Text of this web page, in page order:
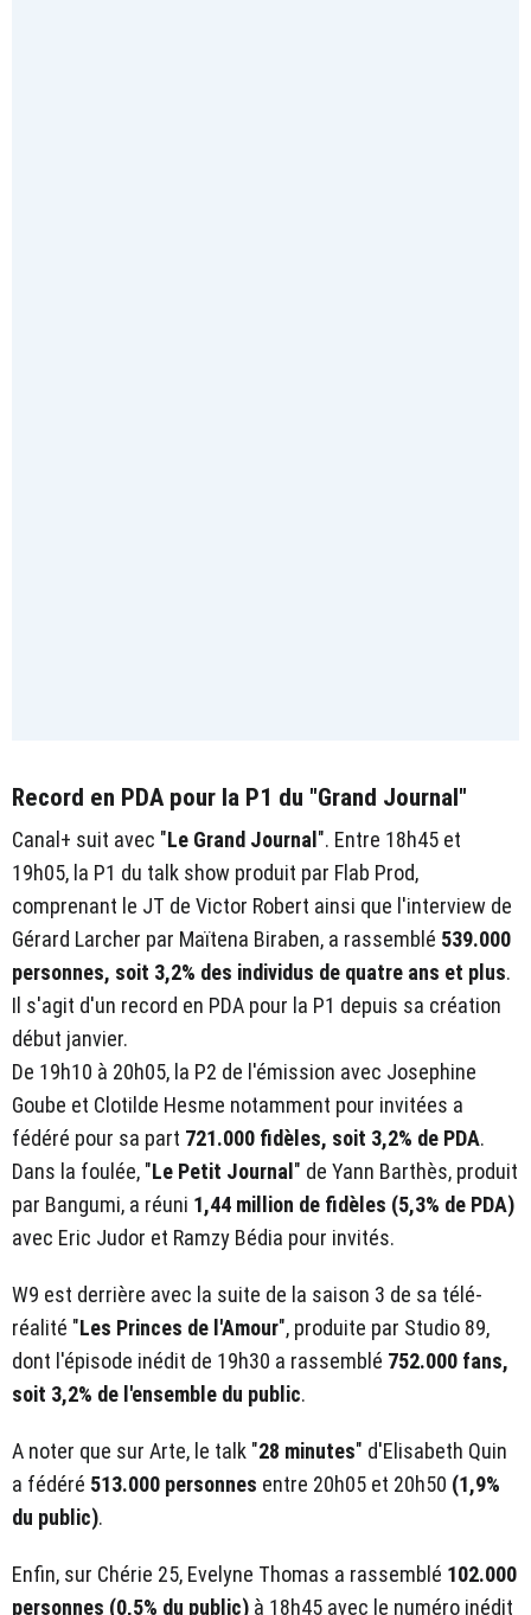
Record en PDA pour la P1 du "Grand Journal"
Canal+ suit avec "Le Grand Journal ". Entre 18h45 et
19h05, la P1 du talk show produit par Flab Prod,
comprenant le JT de Victor Robert ainsi que l'interview de
Gérard Larcher par Maïtena Biraben, a rassemblé 539.000
personnes, soit 3,2% des individus de quatre ans et plus.
Il s'agit d'un record en PDA pour la P1 depuis sa création
début janvier.
De 19h10 à 20h05, la P2 de l'émission avec Josephine
Goube et Clotilde Hesme notamment pour invitées a
fédéré pour sa part 721.000 fidèles, soit 3,2% de PDA.
Dans la foulée, "Le Petit Journal " de Yann Barthès, produit
par Bangumi, a réuni 1,44 million de fidèles (5,3% de PDA)
avec Eric Judor et Ramzy Bédia pour invités.
W9 est derrière avec la suite de la saison 3 de sa télé-
réalité "Les Princes de l'Amour", produite par Studio 89,
dont l'épisode inédit de 19h30 a rassemblé 752.000 fans,
soit 3,2% de l'ensemble du public.
A noter que sur Arte, le talk "28 minutes" d'Elisabeth Quin
a fédéré 513.000 personnes entre 20h05 et 20h50 (1,9%
du public).
Enfin, sur Chérie 25, Evelyne Thomas a rassemblé 102.000
personnes (0,5% du public) à 18h45 avec le numéro inédit